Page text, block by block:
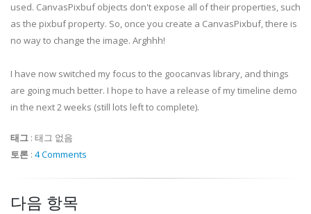
used. CanvasPixbufobjects don't expose all of their properties, such
as the pixbufproperty. So, once you create a CanvasPixbuf, there is
no way to change the image. Arghhh!
I have now switched my focus to the goocanvas library, and things
are going much better. I hope to have a release of my timeline demo
in the next 2 weeks (still lots left to complete).
태그 : 태그 없음
토론 : 4 Comments
다음 항목